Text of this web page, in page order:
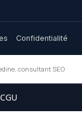
Confidentialité
consultant SEO
CGU